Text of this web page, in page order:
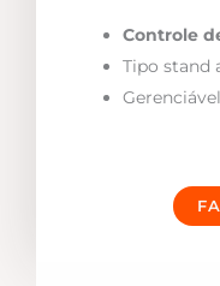
Controle
Tipo stand
Gerenciável